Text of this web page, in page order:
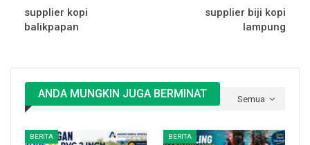
supplier kopi
balikpapan
supplier biji kopi
lampung
Semua
ANDA MUNGKIN JUGA BERMINAT
BERITA BERITA